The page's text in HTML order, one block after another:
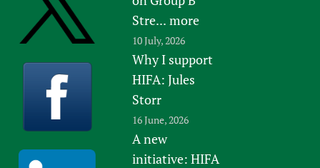
Stre... more
10 July, 2026
Why I support
HIFA: Jules
Storr
16 June, 2026
A new
initiative: HIFA